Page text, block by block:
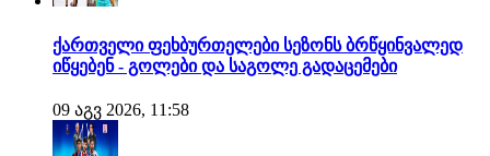
ქართველი ფეხბურთელები სეზონს ბრწყინვალედ
იწყებენ - გოლები და საგოლე გადაცემები
09 აგვ 2026, 11:58